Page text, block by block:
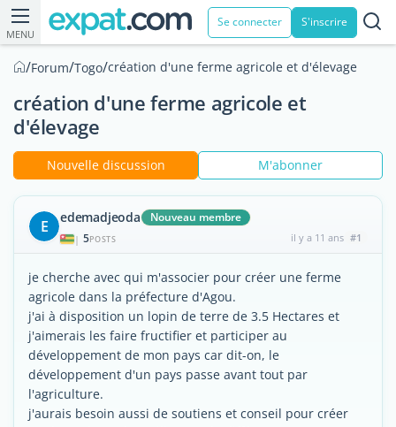
MENU
Se connecter S'inscrire
/Forum/Togo/création d'une ferme agricole et d'élevage
création d'une ferme agricole et
d'élevage
Nouvelle discussion M'abonner
E edemadjeoda Nouveau membre
| 5POSTS il y a 11 ans #1
je cherche avec qui m'associer pour créer une ferme
agricole dans la préfecture d'Agou.
j'ai à disposition un lopin de terre de 3.5 Hectares et
j'aimerais les faire fructifier et participer au
développement de mon pays car dit-on, le
développement d'un pays passe avant tout par
l'agriculture.
j'aurais besoin aussi de soutiens et conseil pour créer